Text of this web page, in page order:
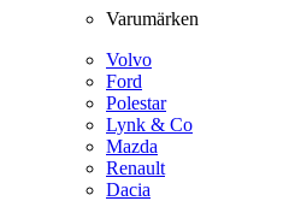
Varumärken
Volvo
Ford
Polestar
Lynk & Co
Mazda
Renault
Dacia